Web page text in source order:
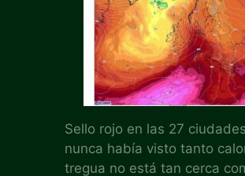
Sello rojo en las 27
nunca había visto tanto
tregua no está tan cerca